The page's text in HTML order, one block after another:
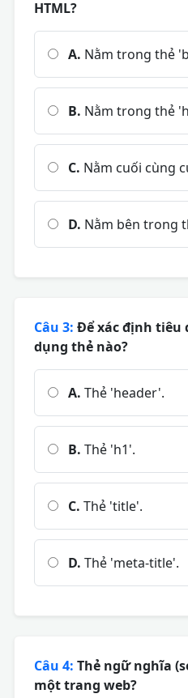
HTML?
A. Nằm trong thẻ
B. Nằm trong thẻ
C. Nằm cuối cùng
D. Nằm bên trong
Câu 3: Để xác định tiêu
dụng thẻ nào?
A. Thẻ 'header'.
B. Thẻ 'h1'.
C. Thẻ 'title'.
D. Thẻ 'meta-title'.
Câu 4: Thẻ ngữ nghĩa
một trang web?